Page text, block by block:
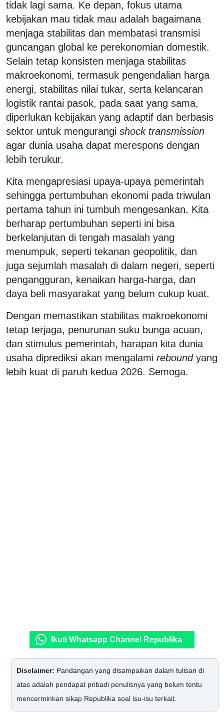
tidak lagi sama. Ke depan, fokus utama
kebijakan mau tidak mau adalah bagaimana
menjaga stabilitas dan membatasi transmisi
guncangan global ke perekonomian domestik.
Selain tetap konsisten menjaga stabilitas
makroekonomi, termasuk pengendalian harga
energi, stabilitas nilai tukar, serta kelancaran
logistik rantai pasok, pada saat yang sama,
diperlukan kebijakan yang adaptif dan berbasis
sektor untuk mengurangi shock transmission
agar dunia usaha dapat merespons dengan
lebih terukur.
Kita mengapresiasi upaya-upaya pemerintah
sehingga pertumbuhan ekonomi pada triwulan
pertama tahun ini tumbuh mengesankan. Kita
berharap pertumbuhan seperti ini bisa
berkelanjutan di tengah masalah yang
menumpuk, seperti tekanan geopolitik, dan
juga sejumlah masalah di dalam negeri, seperti
pengangguran, kenaikan harga-harga, dan
daya beli masyarakat yang belum cukup kuat.
Dengan memastikan stabilitas makroekonomi
tetap terjaga, penurunan suku bunga acuan,
dan stimulus pemerintah, harapan kita dunia
usaha diprediksi akan mengalami reboundyang
lebih kuat di paruh kedua 2026. Semoga.
Ikuti Whatsapp Channel Republika
Disclaimer: Pandangan yang disampaikan dalam tulisan di
atas adalah pendapat pribadi penulisnya yang belum tentu
mencerminkan sikap Republika soal isu-isu terkait.